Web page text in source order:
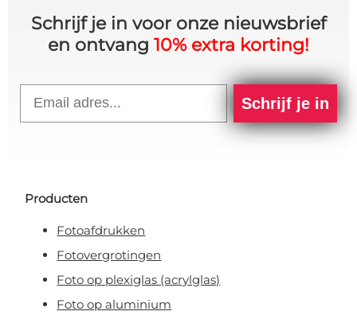
Schrijf je in voor onze nieuwsbrief
en ontvang 10% extra korting!
Schrijf je in
Producten
Fotoafdrukken
Fotovergrotingen
Foto op plexiglas (acrylglas)
Foto op aluminium